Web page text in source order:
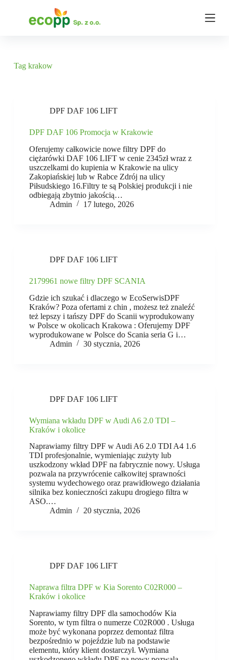
Tagkrakow
DPF DAF 106 LIFT
DPF DAF 106 Promocja w Krakowie
Oferujemy całkowicie nowe filtry DPF do
ciężarówki DAF 106 LIFT w cenie 2345zł wraz z
uszczelkami do kupienia w Krakowie na ulicy
Zakopiańskiej lub w Rabce Zdrój na ulicy
Piłsudskiego 16.Filtry te są Polskiej produkcji i nie
odbiegają zbytnio jakością…
Admin
17 lutego, 2026
DPF DAF 106 LIFT
2179961 nowe filtry DPF SCANIA
Gdzie ich szukać i dlaczego w EcoSerwisDPF
Kraków? Poza ofertami z chin , możesz też znaleźć
też lepszy i tańszy DPF do Scanii wyprodukowany
w Polsce w okolicach Krakowa : Oferujemy DPF
wyprodukowane w Polsce do Scania seria G i…
Admin
30 stycznia, 2026
DPF DAF 106 LIFT
Wymiana wkładu DPF w Audi A6 2.0 TDI –
Kraków i okolice
Naprawiamy filtry DPF w Audi A6 2.0 TDI A4 1.6
TDI profesjonalnie, wymieniając zużyty lub
uszkodzony wkład DPF na fabrycznie nowy. Usługa
pozwala na przywrócenie całkowitej sprawności
systemu wydechowego oraz prawidłowego działania
silnika bez konieczności zakupu drogiego filtra w
ASO.…
Admin
20 stycznia, 2026
DPF DAF 106 LIFT
Naprawa filtra DPF w Kia Sorento C02R000 –
Kraków i okolice
Naprawiamy filtry DPF dla samochodów Kia
Sorento, w tym filtra o numerze C02R000 . Usługa
może być wykonana poprzez demontaż filtra
bezpośrednio w pojeździe lub na podstawie
elementu, który klient dostarczył. Wymiana